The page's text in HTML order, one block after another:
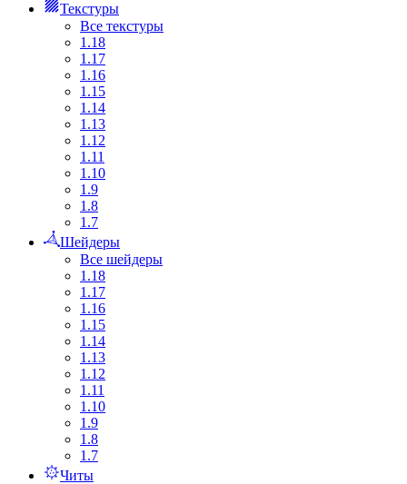
Текстуры
Все текстуры
1.18
1.17
1.16
1.15
1.14
1.13
1.12
1.11
1.10
1.9
1.8
1.7
Шейдеры
Все шейдеры
1.18
1.17
1.16
1.15
1.14
1.13
1.12
1.11
1.10
1.9
1.8
1.7
Читы